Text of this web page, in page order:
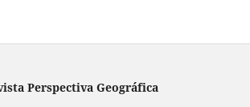
Perspectiva Geográfica